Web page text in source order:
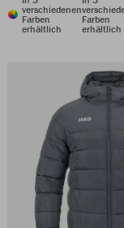
verschiedenen
Farben
erhältlich
Farben
erhältlich